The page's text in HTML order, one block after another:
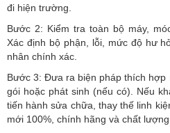
đi hiện trường.
Bước 2: Kiểm tra toàn bộ máy,
Xác định bộ phận, lỗi, mức độ hư
nhân chính xác.
Bước 3: Đưa ra biện pháp thích hợp
gói hoặc phát sinh (nếu có). Nếu
tiến hành sửa chữa, thay thế linh
mới 100%, chính hãng và chất lượng.